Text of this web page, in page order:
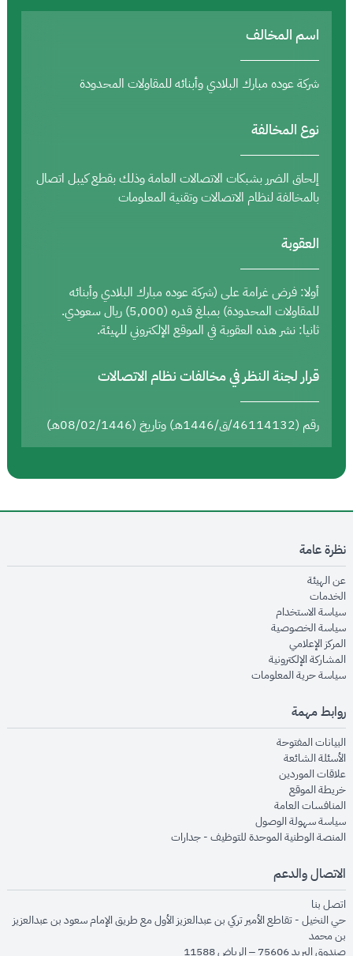
اسم المخالف
شركة عوده مبارك البلادي وأبنائه للمقاولات المحدودة
نوع المخالفة
إلحاق الضرر بشبكات الاتصالات العامة وذلك بقطع كيبل اتصال
بالمخالفة لنظام الاتصالات وتقنية المعلومات
العقوبة
أولا: فرض غرامة على (شركة عوده مبارك البلادي وأبنائه
للمقاولات المحدودة) بمبلغ قدره (5,000) ريال سعودي.
ثانيا: نشر هذه العقوبة في الموقع الإلكتروني للهيئة.
قرار لجنة النظر في مخالفات نظام الاتصالات
رقم (46114132/ق/1446هـ) وتاريخ (08/02/1446هـ)
نظرة عامة
عن الهيئةopens in new window
الخدماتopens in new window
سياسة الاستخدام
سياسة الخصوصيةopens in new window
المركز الإعلاميopens in new window
المشاركة الإلكترونيةopens in new window
سياسة حرية المعلوماتopens in new window
روابط مهمة
البيانات المفتوحةopens in new window
الأسئلة الشائعةopens in new window
علاقات الموردينopens in new window
خريطة الموقعopens in new window
المنافسات العامةopens in new window
سياسة سهولة الوصولopens in new window
المنصة الوطنية الموحدة للتوظيف - جداراتopens in new window
الاتصال والدعم
اتصل بنا
حي النخيل - تقاطع الأمير تركي بن عبدالعزيز الأول مع طريق الإمام سعود بن عبدالعزيز
بن محمد
صندوق البريد 75606 – الرياض 11588